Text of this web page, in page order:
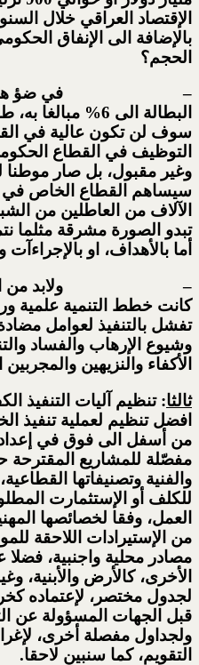
الإقتصاد العراقي خلال
بالإضافة الى الإنفاق
الحجم؟
– في ضؤ هذه
البطالة الى 6%
سوف لن تكون عالية في
التوظيف في القطاع
وغير مقبول، بل صار موطنا
سيساهم القطاع الخاص
الآلاف من العاطلين من
تبدو الصورة مشرقة مثلما
أما بالأهداف، او
– ولابد من التشديد
كانت خطط التنمية علمية
تفشل بالتنفيذ لعوامل
وشيوع الإرهاب والفساد
الأكفاء والنزيهين
ثالثا: تنظيم آليات التنفيذ
افضل تنظيم لعملية تنفيذ
من أسفل الى فوق في
مفصّلة للمشاريع المقترحة
والفنية وتصنيفاتها
للكلف أو الإستثمارت
العمل، وفقا لخصائصها
من الإستيرادات اللاحقة
مصادر محلية واجنبية، فضلا
الأخرى، كالأرض والأبنية،
لجدول مختصر، لإعتماده
قبل الجهات المسؤولة عن
ولجداول مفصلة أخرى،
التقويم، كما سنبين لاحقا.